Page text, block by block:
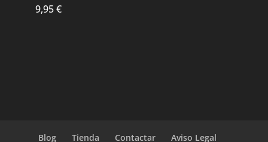
9,95€
Blog Tienda Contactar Aviso Legal